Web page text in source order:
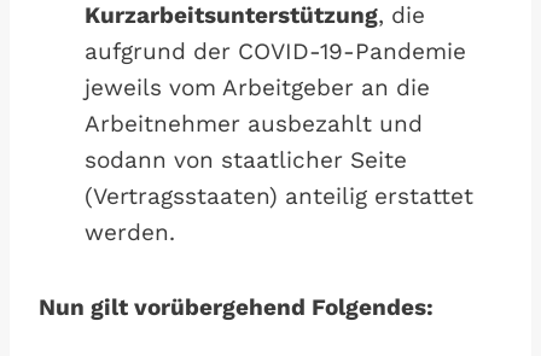
Kurzarbeitsunterstützung, die
aufgrund der COVID-19-Pandemie
jeweils vom Arbeitgeber an die
Arbeitnehmer ausbezahlt und
sodann von staatlicher Seite
(Vertragsstaaten) anteilig erstattet
werden.
Nun gilt vorübergehend Folgendes: